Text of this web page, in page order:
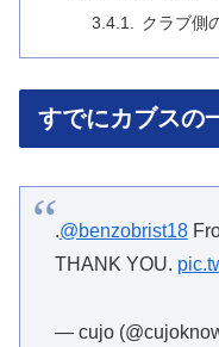
クラブ側
すでにカブスの
.@benzobrist18
THANK YOU.
— cujo